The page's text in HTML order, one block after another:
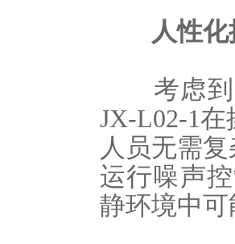
人性化
考虑到
JX-L02-1
人员无需
运行噪声
静环境中